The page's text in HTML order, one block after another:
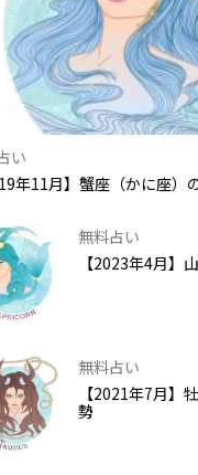
い
年11月】蟹座（かに座）
無料占い
【2023年4月】
無料占い
【2021年7月】
勢